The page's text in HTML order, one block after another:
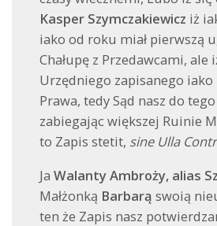
Kasper Szymczakiewicz iż
iako od roku miał pierwszą
Chałupę z Przedawcami, ale
Urzędniego zapisanego iako
Prawa, tedy Sąd nasz do
zabiegając większej Ruinie
to Zapis stetit, sine Ulla
Ja Walanty Ambroży, alias
Małżonką Barbarą swoią
ten że Zapis nasz